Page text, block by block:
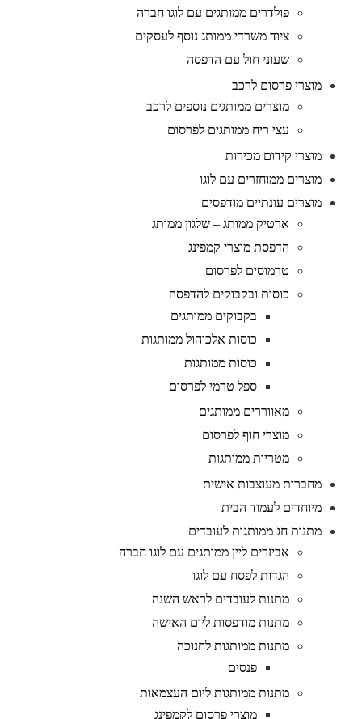
פולדרים ממותגים עם לוגו חברה
ציוד משרדי ממותג נוסף לעסקים
שעוני חול עם הדפסה
מוצרי פרסום לרכב
מוצרים ממותגים נוספים לרכב
עצי ריח ממותגים לפרסום
מוצרי קידום מכירות
מוצרים ממוחזרים עם לוגו
מוצרים עונתיים מודפסים
ארטיק ממותג – שלגון ממותג
הדפסת מוצרי קמפינג
טרמוסים לפרסום
כוסות ובקבוקים להדפסה
בקבוקים ממותגים
כוסות אלכוהול ממותגות
כוסות ממותגות
ספל טרמי לפרסום
מאווררים ממותגים
מוצרי חוף לפרסום
מטריות ממותגות
מחברות מעוצבות אישית
מיוחדים לעמוד הבית
מתנות חג ממותגות לעובדים
אביזרים ליין ממותגים עם לוגו חברה
הגדות לפסח עם לוגו
מתנות לעובדים לראש השנה
מתנות מודפסות ליום האישה
מתנות ממותגות לחנוכה
פנסים
מתנות ממותגות ליום העצמאות
מוצרי פרסום לקמפינג